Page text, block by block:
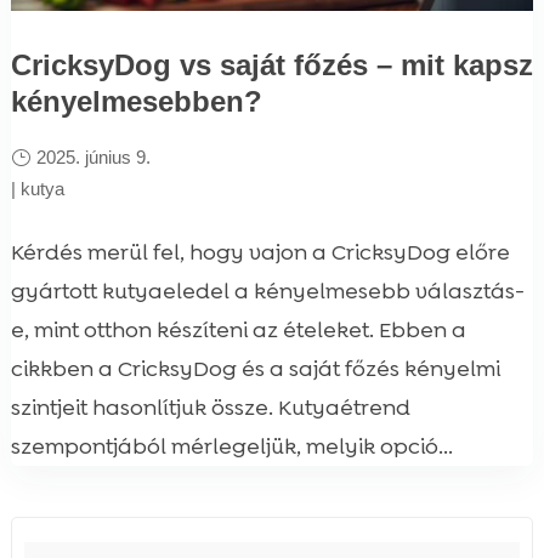
CricksyDog vs saját főzés – mit kapsz
kényelmesebben?
2025. június 9.
| kutya
Kérdés merül fel, hogy vajon a CricksyDog előre
gyártott kutyaeledel a kényelmesebb választás-
e, mint otthon készíteni az ételeket. Ebben a
cikkben a CricksyDog és a saját főzés kényelmi
szintjeit hasonlítjuk össze. Kutyaétrend
szempontjából mérlegeljük, melyik opció...